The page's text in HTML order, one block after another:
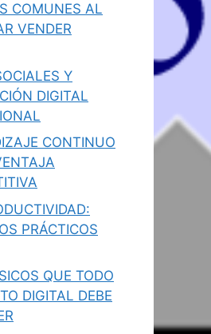
COMUNES AL
VENDER
Y
DIGITAL
CONTINUO
PRÁCTICOS
QUE TODO
DIGITAL DEBE